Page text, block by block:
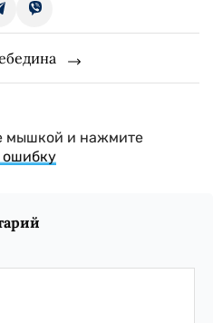
мышкой и нажмите
ошибку